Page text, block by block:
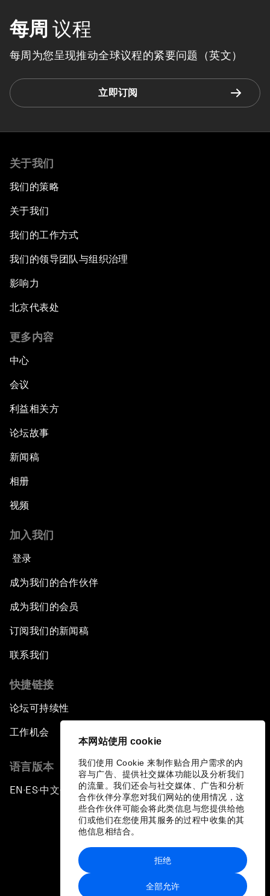
本网站使用 cookie
我们使用 Cookie 来制作贴合用户需求的内
容与广告、提供社交媒体功能以及分析我们
的流量。我们还会与社交媒体、广告和分析
合作伙伴分享您对我们网站的使用情况，这
些合作伙伴可能会将此类信息与您提供给他
们或他们在您使用其服务的过程中收集的其
他信息相结合。
全部允许
拒绝
每周 议程
每周为您呈现推动全球议程的紧要问题（英文）
立即订阅
关于我们
我们的策略
关于我们
我们的工作方式
我们的领导团队与组织治理
影响力
北京代表处
更多内容
中心
会议
利益相关方
论坛故事
新闻稿
相册
视频
加入我们
登录
成为我们的合作伙伴
成为我们的会员
订阅我们的新闻稿
联系我们
快捷链接
论坛可持续性
工作机会
语言版本
EN ▪ES▪中文▪ 日本語
站点地图